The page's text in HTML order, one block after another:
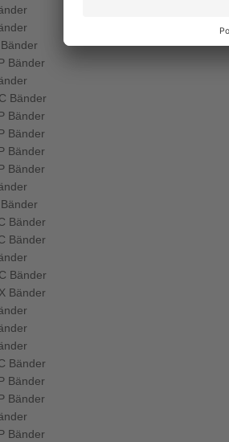
Bänder
Bänder
Bänder
Bänder
Bänder
Bänder
Bänder
Bänder
Bänder
Bänder
Bänder
Bänder
Bänder
Bänder